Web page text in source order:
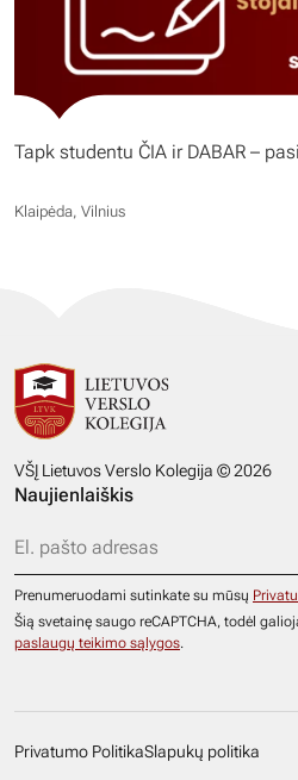
Tapk studentu ČIA ir DABAR –
Klaipėda, Vilnius
VŠĮ Lietuvos Verslo Kolegija © 2026
Naujienlaiškis
Prenumeruodami sutinkate su mūsų
Šią svetainę saugo reCAPTCHA, todėl
paslaugų teikimo sąlygos.
Privatumo PolitikaSlapukų politika